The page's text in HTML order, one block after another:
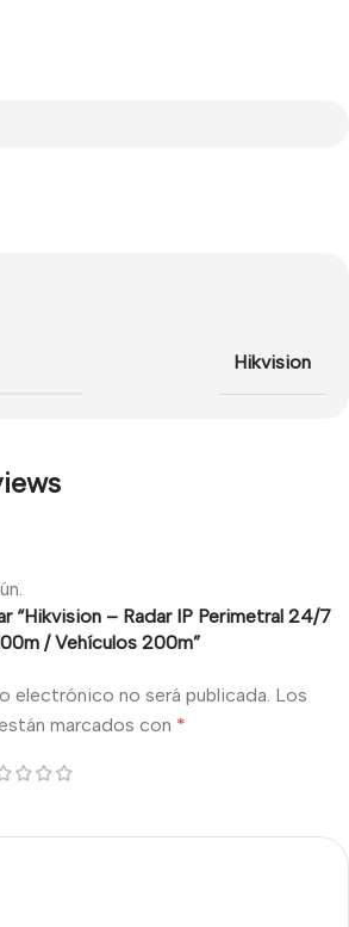
Hikvision
“Hikvision – Radar IP Perimetral 24/7
/ Vehículos 200m”
electrónico no será publicada. Los
marcados con *